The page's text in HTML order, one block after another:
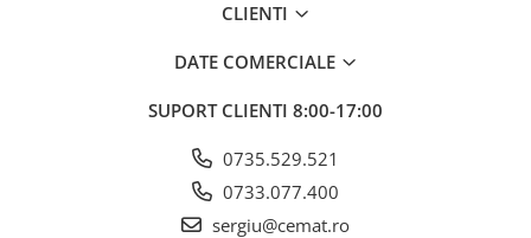
CLIENTI
DATE COMERCIALE
SUPORT CLIENTI 8:00-17:00
0735.529.521
0733.077.400
sergiu@cemat.ro